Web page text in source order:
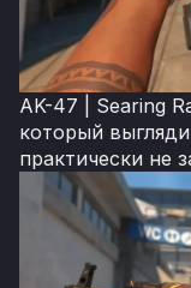
AK-47 | Searing
который
практически не